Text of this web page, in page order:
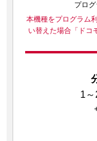
プロ
本機種をプログラム
い替えた場合「ドコ
1～